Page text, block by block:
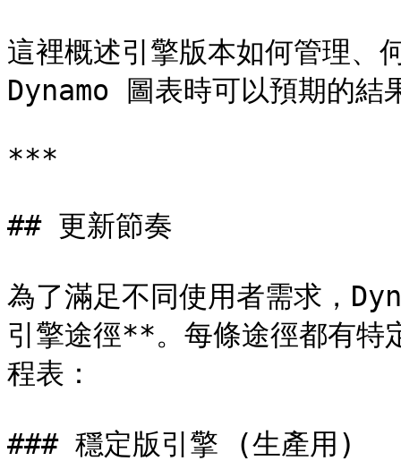
這裡概述引擎版本如何管理、
Dynamo 圖表時可以預期的結
***
## 更新節奏
為了滿足不同使用者需求，
引擎途徑**。每條途徑都有特
程表：
### 穩定版引擎 (生產用)